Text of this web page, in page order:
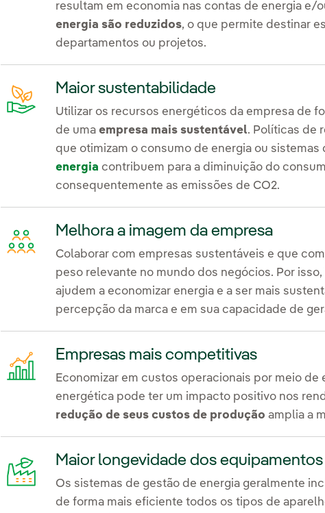
resultam em economia nas contas de energia e/
energia são reduzidos, o que permite destinar
departamentos ou projetos.
Maior sustentabilidade
Utilizar os recursos energéticos da empresa de
de umaempresa mais sustentável. Políticas de
que otimizam o consumo de energia ou sistemas
energia contribuem para a diminuição do
consequentemente as emissões de CO2.
Melhora a imagem da empresa
Colaborar com empresas sustentáveis e que
peso relevante no mundo dos negócios. Por
ajudem a economizar energia e a ser mais
percepção da marca e em sua capacidade de
Empresas mais competitivas
Economizar em custos operacionais por meio
energética pode ter um impacto positivo nos
redução de seus custos de produção amplia a
Maior longevidade dos equipamentos
Os sistemas de gestão de energia geralmente
de forma mais eficiente todos os tipos de